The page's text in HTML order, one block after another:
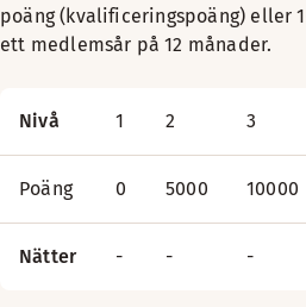
poäng (kvalificeringspoäng) eller
ett medlemsår på 12 månader.
Nivå 1 2 3
Poäng 0 5000 10000
Nätter - - -